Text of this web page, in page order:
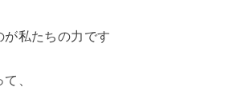
が私たちの力です
、